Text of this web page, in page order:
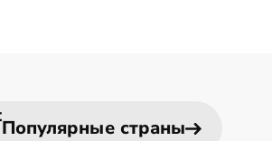
Популярные страны